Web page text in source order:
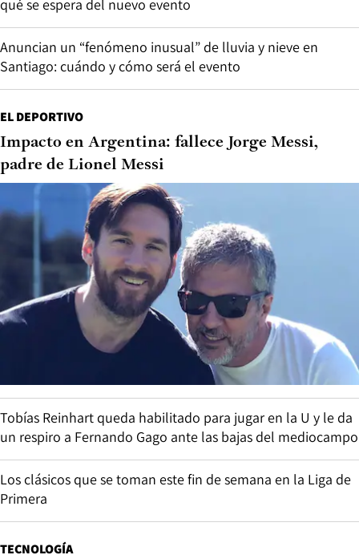
qué se espera del nuevo evento
Anuncian un “fenómeno inusual” de lluvia y nieve en
Santiago: cuándo y cómo será el evento
EL DEPORTIVO
Impacto en Argentina: fallece Jorge Messi,
padre de Lionel Messi
Tobías Reinhart queda habilitado para jugar en la U y le da
un respiro a Fernando Gago ante las bajas del mediocampo
Los clásicos que se toman este fin de semana en la Liga de
Primera
TECNOLOGÍA